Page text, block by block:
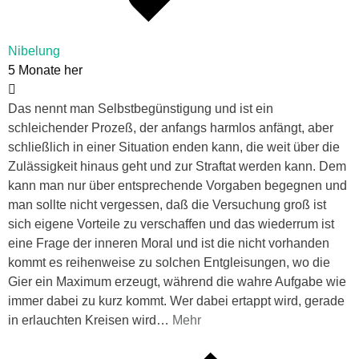
Nibelung
5 Monate her
Das nennt man Selbstbegünstigung und ist ein
schleichender Prozeß, der anfangs harmlos anfängt, aber
schließlich in einer Situation enden kann, die weit über die
Zulässigkeit hinaus geht und zur Straftat werden kann. Dem
kann man nur über entsprechende Vorgaben begegnen und
man sollte nicht vergessen, daß die Versuchung groß ist
sich eigene Vorteile zu verschaffen und das wiederrum ist
eine Frage der inneren Moral und ist die nicht vorhanden
kommt es reihenweise zu solchen Entgleisungen, wo die
Gier ein Maximum erzeugt, während die wahre Aufgabe wie
immer dabei zu kurz kommt. Wer dabei ertappt wird, gerade
in erlauchten Kreisen wird … Mehr